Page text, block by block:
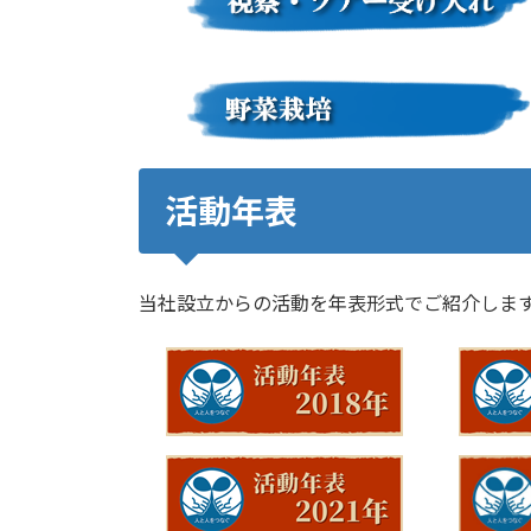
活動年表
当社設立からの活動を年表形式でご紹介しま